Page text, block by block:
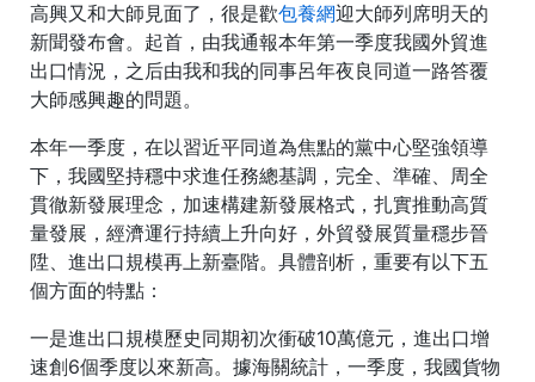
高興又和大師見面了，很是歡包養網迎大師列席明天的
新聞發布會。起首，由我通報本年第一季度我國外貿進
出口情況，之后由我和我的同事呂年夜良同道一路答覆
大師感興趣的問題。
本年一季度，在以習近平同道為焦點的黨中心堅強領導
下，我國堅持穩中求進任務總基調，完全、準確、周全
貫徹新發展理念，加速構建新發展格式，扎實推動高質
量發展，經濟運行持續上升向好，外貿發展質量穩步晉
陞、進出口規模再上新臺階。具體剖析，重要有以下五
個方面的特點：
一是進出口規模歷史同期初次衝破10萬億元，進出口增
速創6個季度以來新高。據海關統計，一季度，我國貨物